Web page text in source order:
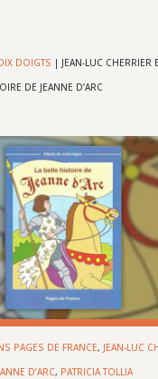
DOIGTS | JEAN-LUC CHERRIER
DE JEANNE D’ARC
PAGES DE FRANCE, JEAN-LUC
D’ARC, PATRICIA TOLLIA